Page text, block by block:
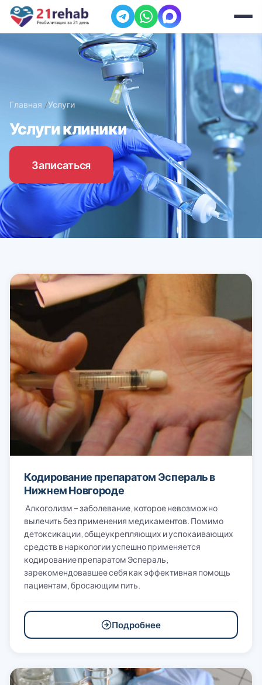
Главная Услуги
Услуги клиники
Записаться
Кодирование препаратом Эспераль в
Нижнем Новгороде
Алкоголизм – заболевание, которое невозможно
вылечить без применения медикаментов. Помимо
детоксикации, общеукрепляющих и успокаивающих
средств в наркологии успешно применяется
кодирование препаратом Эспераль,
зарекомендовавшее себя как эффективная помощь
пациентам, бросающим пить.
Подробнее